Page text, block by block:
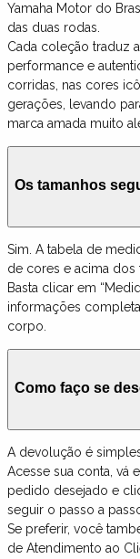
Yamaha Motor do
das duas rodas.
Cada coleção traduz
performance e
corridas, nas cores
gerações, levando
marca amada muito
Os tamanhos
Sim. A tabela de
de cores e acima dos
Basta clicar em
informações
corpo.
Como faço se
A devolução é
Acesse sua conta, vá
pedido desejado e
seguir o passo a
Se preferir, você
de Atendimento ao